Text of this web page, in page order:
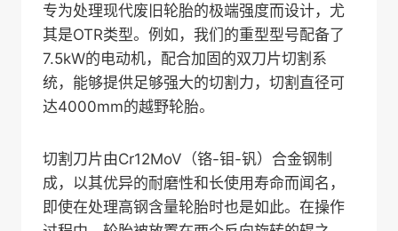
专为处理现代废旧轮胎的极端强度而设计，尤
其是OTR类型。例如，我们的重型型号配备了
7.5kW的电动机，配合加固的双刀片切割系
统，能够提供足够强大的切割力，切割直径可
达4000mm的越野轮胎。
切割刀片由Cr12MoV（铬-钼-钒）合金钢制
成，以其优异的耐磨性和长使用寿命而闻名，
即使在处理高钢含量轮胎时也是如此。在操作